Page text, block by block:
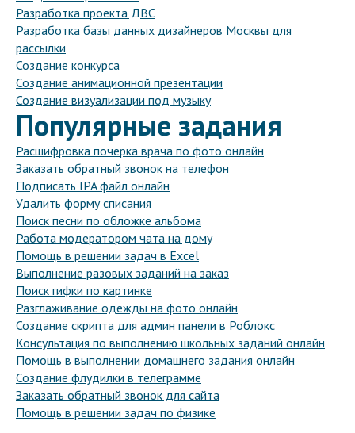
Разработка проекта ДВС
Разработка базы данных дизайнеров Москвы для
рассылки
Создание конкурса
Создание анимационной презентации
Создание визуализации под музыку
Популярные задания
Расшифровка почерка врача по фото онлайн
Заказать обратный звонок на телефон
Подписать IPA файл онлайн
Удалить форму списания
Поиск песни по обложке альбома
Работа модератором чата на дому
Помощь в решении задач в Excel
Выполнение разовых заданий на заказ
Поиск гифки по картинке
Разглаживание одежды на фото онлайн
Создание скрипта для админ панели в Роблокс
Консультация по выполнению школьных заданий онлайн
Помощь в выполнении домашнего задания онлайн
Создание флудилки в телеграмме
Заказать обратный звонок для сайта
Помощь в решении задач по физике